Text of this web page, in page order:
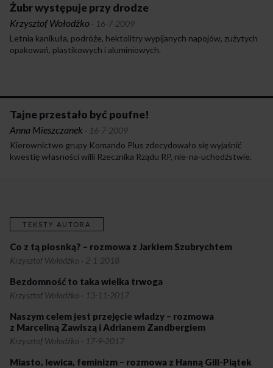
Żubr występuje przy drodze
Krzysztof Wołodźko · 16-7-2009
Letnia kanikuła, podróże, hektolitry wypijanych napojów, zużytych
opakowań, plastikowych i aluminiowych.
Tajne przestało być poufne!
Anna Mieszczanek · 16-7-2009
Kierownictwo grupy Komando Plus zdecydowało się wyjaśnić
kwestię własności willi Rzecznika Rządu RP, nie-na-uchodźstwie.
TEKSTY AUTORA
Co z tą piosnką? – rozmowa z Jarkiem Szubrychtem
Krzysztof Wołodźko · 2-1-2018
Bezdomność to taka wielka trwoga
Krzysztof Wołodźko · 13-11-2017
Naszym celem jest przejęcie władzy – rozmowa
z Marceliną Zawiszą i Adrianem Zandbergiem
Krzysztof Wołodźko · 17-9-2017
Miasto, lewica, feminizm – rozmowa z Hanną Gill-Piątek